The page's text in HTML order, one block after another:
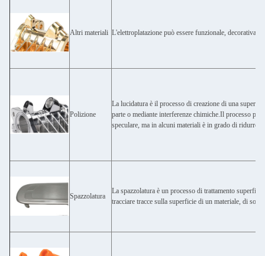
Altri materiali L'elettroplatazione può essere funzionale, decorativa o
Polizione
La lucidatura è il processo di creazione di una
parte o mediante interferenze chimiche.Il processo
speculare, ma in alcuni materiali è in grado di ridurre
Spazzolatura
La spazzolatura è un processo di trattamento
tracciare tracce sulla superficie di un materiale, di